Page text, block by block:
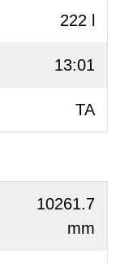
222 l
13:01
TA
10261.7
mm